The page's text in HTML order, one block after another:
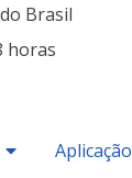
Brasil
horas
Aplicação